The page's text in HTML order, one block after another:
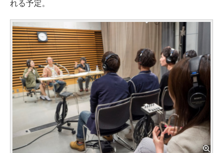
れる予定。